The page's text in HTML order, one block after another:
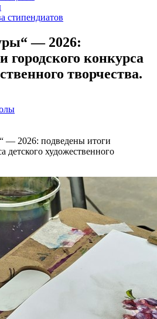
стипендиатов
— 2026:
городского конкурса
творчества.
— 2026: подведены итоги
детского художественного